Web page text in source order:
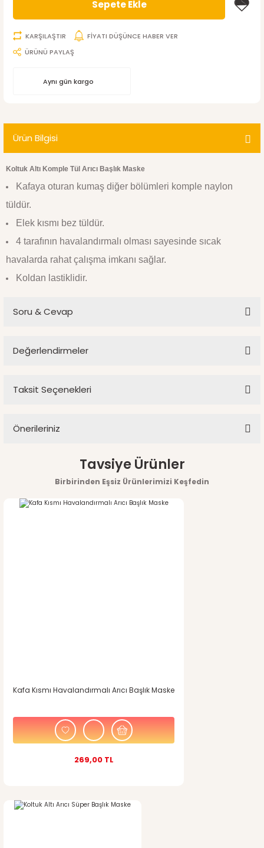
Sepete Ekle
KARŞILAŞTIR
FİYATI DÜŞÜNCE HABER VER
ÜRÜNÜ PAYLAŞ
Aynı gün kargo
Ürün Bilgisi
Koltuk Altı Komple Tül Arıcı Başlık Maske
Kafaya oturan kumaş diğer bölümleri komple naylon
tüldür.
Elek kısmı bez tüldür.
4 tarafının havalandırmalı olması sayesinde sıcak
havalarda rahat çalışma imkanı sağlar.
Koldan lastiklidir.
Soru & Cevap
Değerlendirmeler
Taksit Seçenekleri
Önerileriniz
Bu ürünün fiyat bilgisi, resim, ürün açıklamalarında ve diğer
konularda yetersiz gördüğünüz noktaları öneri formunu
Gönder
Tavsiye Ürünler
Birbirinden Eşsiz Ürünlerimizi Keşfedin
Kafa Kısmı Havalandırmalı Arıcı Başlık Maske
269,00 TL